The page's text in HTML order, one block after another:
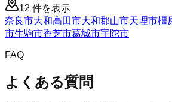
12 件を表示
奈良市大和高田市大和郡山市天理市橿
市生駒市香芝市葛城市宇陀市
FAQ
よくある質問